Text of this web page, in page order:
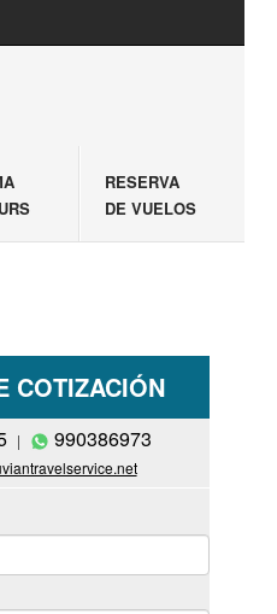
RESERVA
DE VUELOS
COTIZACIÓN
| 990386973